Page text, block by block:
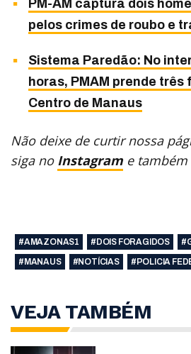
PM-AM captura dois
pelos crimes de roubo e
Sistema Paredão: No
horas, PMAM prende
Centro de Manaus
Não deixe de curtir nossa
siga no Instagram e
#AMAZONAS1 #DOIS FORAGIDOS
#MANAUS
#NOTÍCIAS #POLICIA
VEJA TAMBÉM